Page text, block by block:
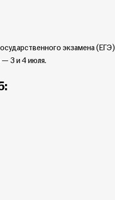
экзамена
— 3 и 4 июля.